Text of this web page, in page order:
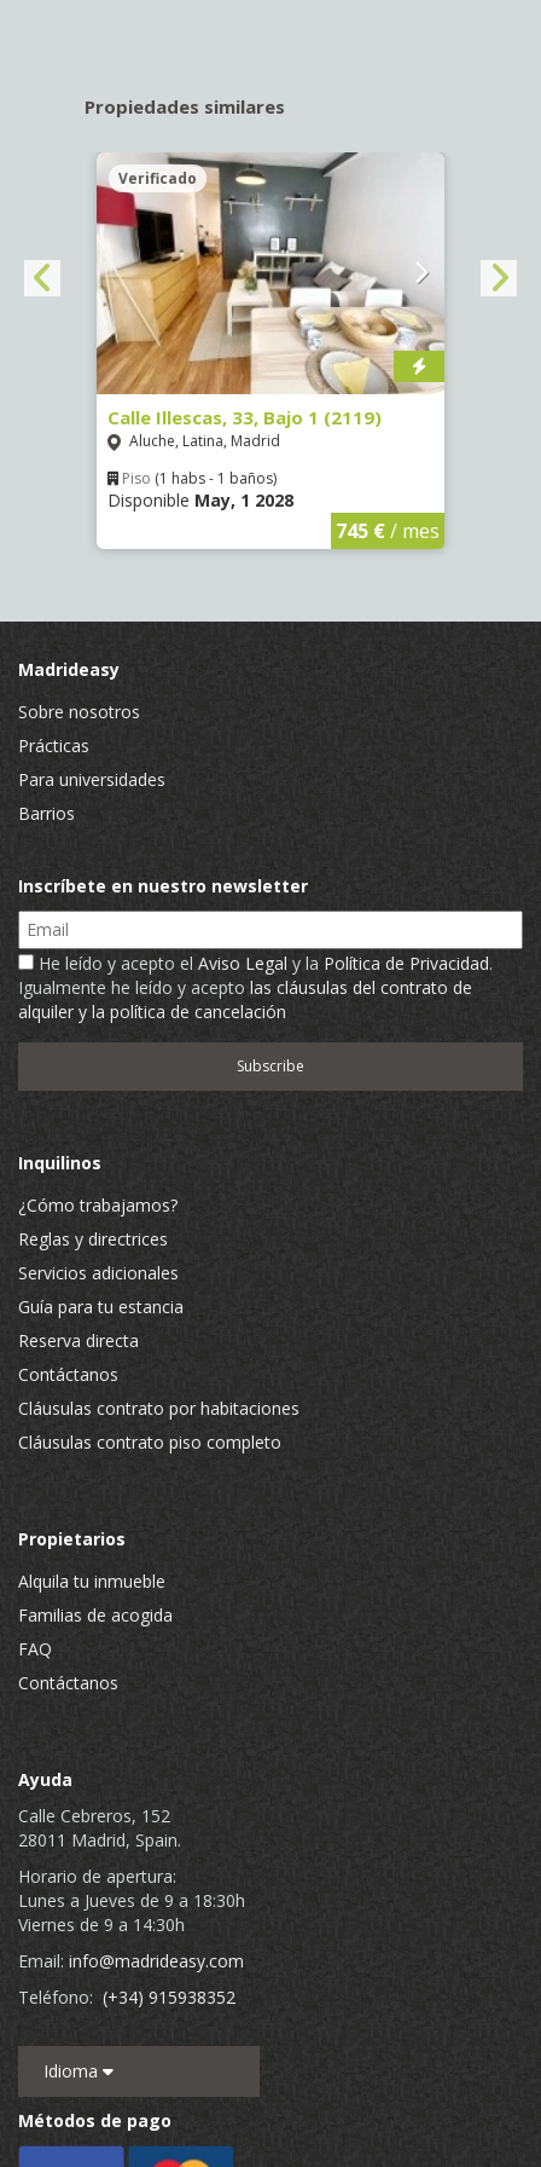
Propiedades similares
Verificado
Calle Illescas, 33, Bajo 1 (2119)
Aluche, Latina, Madrid
Piso (1 habs - 1 baños)
Disponible May, 1 2028
745 €/ mes
Madrideasy
Sobre nosotros
Prácticas
Para universidades
Barrios
Inscríbete en nuestro newsletter
Email
He leído y acepto el Aviso Legal y la Política de Privacidad.
Igualmente he leído y acepto las cláusulas del contrato de
alquiler y la política de cancelación
Inquilinos
¿Cómo trabajamos?
Reglas y directrices
Servicios adicionales
Guía para tu estancia
Reserva directa
Contáctanos
Cláusulas contrato por habitaciones
Cláusulas contrato piso completo
Propietarios
Alquila tu inmueble
Familias de acogida
FAQ
Contáctanos
Ayuda
Calle Cebreros, 152
28011 Madrid, Spain.
Horario de apertura:
Lunes a Jueves de 9 a 18:30h
Viernes de 9 a 14:30h
Email: info@madrideasy.com
Teléfono: (+34) 915938352
Idioma
Métodos de pago